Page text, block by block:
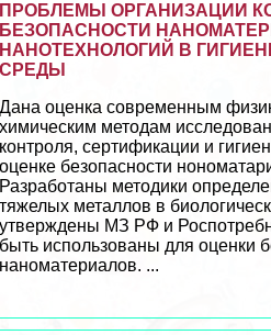
ПРОБЛЕМЫ ОРГАНИЗАЦИИ
БЕЗОПАСНОСТИ
НАНОТЕХНОЛОГИЙ В
СРЕДЫ
Дана оценка современным
химическим методам
контроля, сертификации и
оценке безопасности
Разработаны методики
тяжелых металлов в
утверждены МЗ РФ и
быть использованы для оценки
наноматериалов. ...